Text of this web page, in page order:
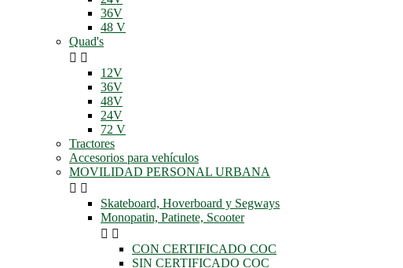
36V
48 V
Quad's
 
12V
36V
48V
24V
72 V
Tractores
Accesorios para vehículos
MOVILIDAD PERSONAL URBANA
 
Skateboard, Hoverboard y Segways
Monopatin, Patinete, Scooter
 
CON CERTIFICADO COC
SIN CERTIFICADO COC